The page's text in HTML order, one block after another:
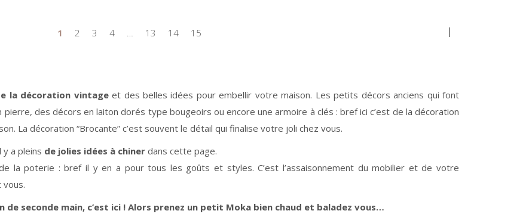
1 2 3 4 13 14 15
la décoration vintageet des belles idées pour embellir votre maison. Les petits décors anciens qui font
des décors en laiton dorés type bougeoirs ou encore une armoire à clés : bref ici c’est de la décoration
La décoration “Brocante” c’est souvent le détail qui finalise votre joli chez vous.
y a pleins de jolies idées à chiner dans cette page.
la poterie : bref il y en a pour tous les goûts et styles. C’est l’assaisonnement du mobilier et de votre
vous.
seconde main, c’est ici ! Alors prenez un petit Moka bien chaud et baladez vous…